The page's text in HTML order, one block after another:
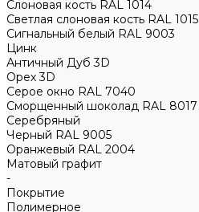
Слоновая кость RAL 1014
Светлая слоновая кость RAL 1015
Сигнальный белый RAL 9003
Цинк
Античный Дуб 3D
Орех 3D
Серое окно RAL 7040
Сморщенный шоколад RAL 8017
Серебряный
Черный RAL 9005
Оранжевый RAL 2004
Матовый графит
-
Покрытие
Полимерное